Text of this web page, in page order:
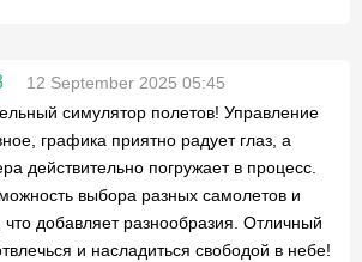
12 September 2025 05:45
симулятор полетов! Управление
графика приятно радует глаз, а
действительно погружает в процесс.
выбора разных самолетов и
что добавляет разнообразия. Отличный
и насладиться свободой в небе!